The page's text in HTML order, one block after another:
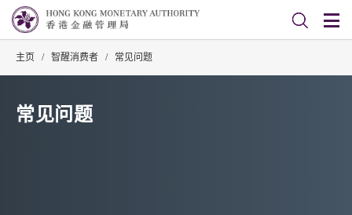
主页 / 智醒消费者 / 常见问题
常见问题